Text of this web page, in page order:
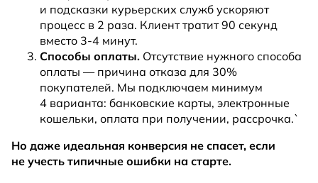
и подсказки курьерских служб ускоряют
процесс в 2 раза. Клиент тратит 90 секунд
вместо 3-4 минут.
Способы оплаты. Отсутствие нужного способа
оплаты — причина отказа для 30%
покупателей. Мы подключаем минимум
4 варианта: банковские карты, электронные
кошельки, оплата при получении, рассрочка.`
Но даже идеальная конверсия не спасет, если
не учесть типичные ошибки на старте.